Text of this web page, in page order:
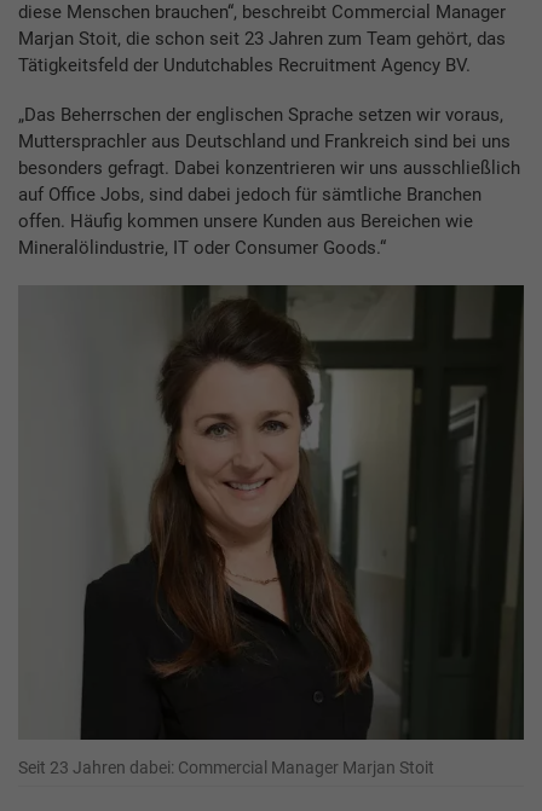
diese Menschen brauchen“, beschreibt Commercial Manager
Marjan Stoit, die schon seit 23 Jahren zum Team gehört, das
Tätigkeitsfeld der Undutchables Recruitment Agency BV.
„Das Beherrschen der englischen Sprache setzen wir voraus,
Muttersprachler aus Deutschland und Frankreich sind bei uns
besonders gefragt. Dabei konzentrieren wir uns ausschließlich
auf Office Jobs, sind dabei jedoch für sämtliche Branchen
offen. Häufig kommen unsere Kunden aus Bereichen wie
Mineralölindustrie, IT oder Consumer Goods.“
Seit 23 Jahren dabei: Commercial Manager Marjan Stoit